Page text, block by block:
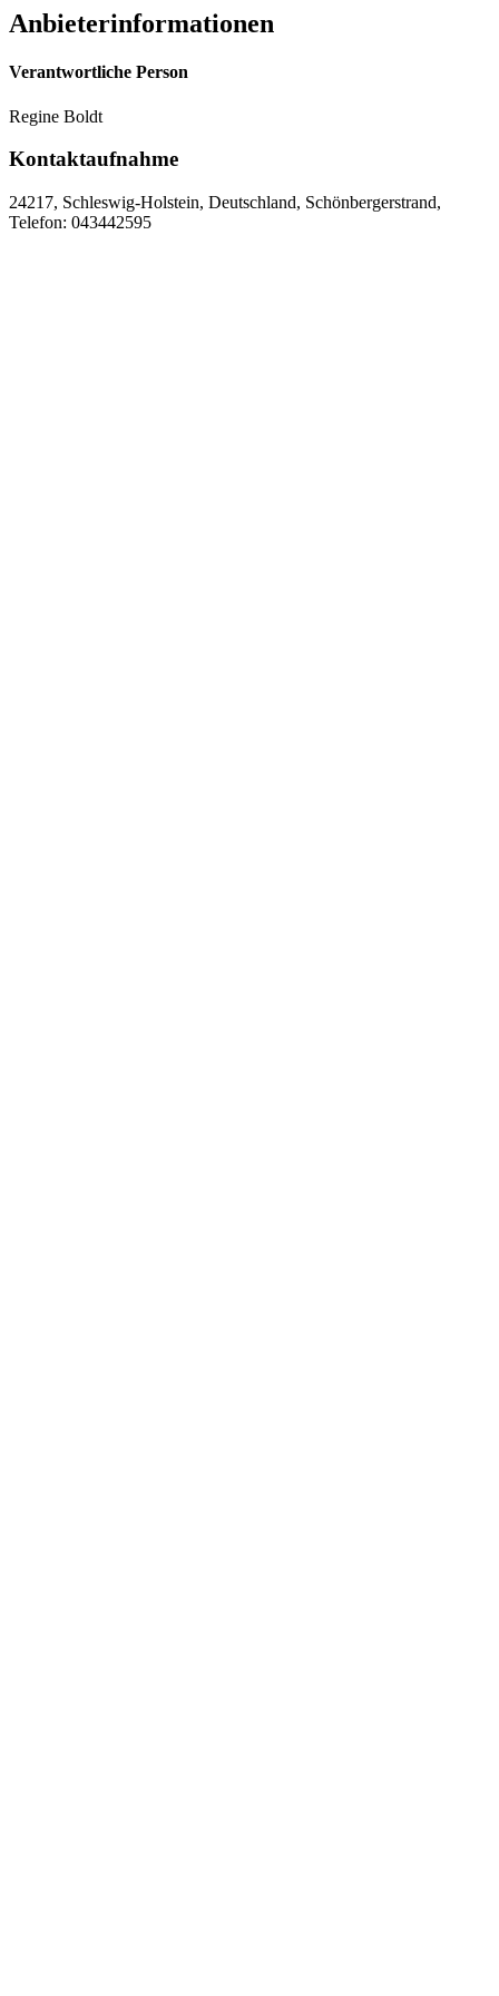
Anbieterinformationen
Verantwortliche Person
Regine Boldt
Kontaktaufnahme
24217, Schleswig-Holstein, Deutschland, Schönbergerstrand,
Telefon: 043442595